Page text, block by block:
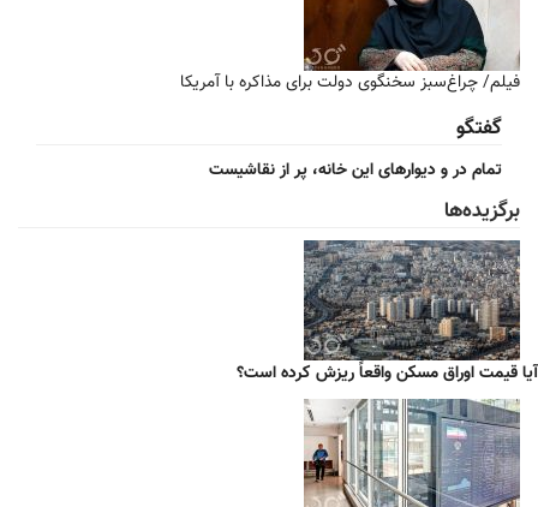
فیلم/ چراغ‌سبز سخنگوی دولت برای مذاکره با آمریکا
گفتگو
تمام در و دیوارهای این خانه، پر از نقاشیست
برگزیده‌ها
آیا قیمت اوراق مسکن واقعاً ریزش کرده است؟